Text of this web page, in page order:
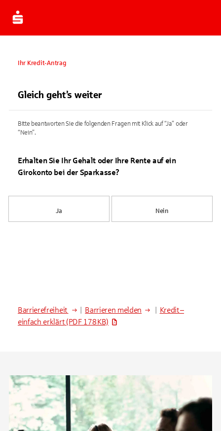
Ihr Kredit-Antrag
Gleich geht’s weiter
Bitte beantworten Sie die folgenden Fragen mit Klick auf “Ja” oder
“Nein”.
Erhalten Sie Ihr Gehalt oder Ihre Rente auf ein
Girokonto bei der Sparkasse?
Ja Nein
Barrierefreiheit Barrieren melden
Kredit –
einfach erklärt (PDF 178 KB)